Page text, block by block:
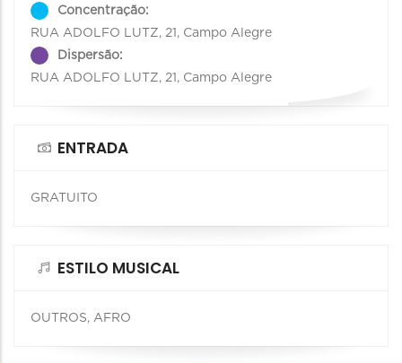
Concentração:
RUA ADOLFO LUTZ, 21, Campo Alegre
Dispersão:
RUA ADOLFO LUTZ, 21, Campo Alegre
ENTRADA
GRATUITO
ESTILO MUSICAL
OUTROS, AFRO